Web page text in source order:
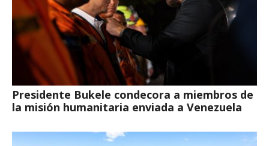
Presidente Bukele condecora a miembros de
la misión humanitaria enviada a Venezuela